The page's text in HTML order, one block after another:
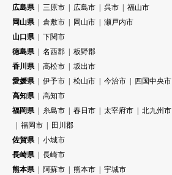
広島県
三原市 広島市 呉市
福山市
岡山県
倉敷市 岡山市
瀬戸内市
山口県
下関市
徳島県
名西郡
板野郡
香川県
高松市
坂出市
愛媛県
伊予市 松山市 今治市
四国中央市
高知県
高知市
福岡県
糸島市 春日市 太宰府市 北九州市
福岡市
田川郡
佐賀県
小城市
長崎県
長崎市
熊本県
阿蘇市 熊本市
宇城市